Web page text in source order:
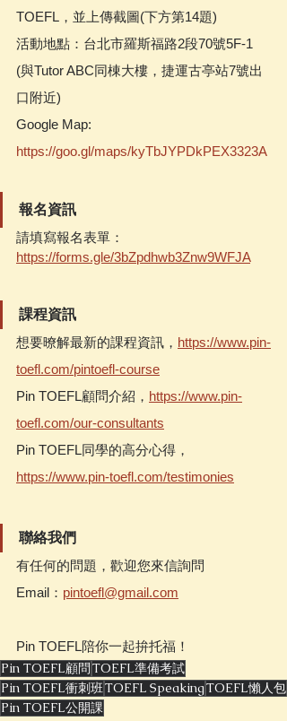
TOEFL，並上傳截圖(下方第14題)
活動地點：台北市羅斯福路2段70號5F-1
(與Tutor ABC同棟大樓，捷運古亭站7號出
口附近)
Google Map:
https://goo.gl/maps/kyTbJYPDkPEX3323A
報名資訊
請填寫報名表單：
https://forms.gle/3bZpdhwb3Znw9WFJA
課程資訊
想要暸解最新的課程資訊， https://www.pin-
toefl.com/pintoefl-course
Pin TOEFL顧問介紹， https://www.pin-
toefl.com/our-consultants
Pin TOEFL同學的高分心得，
https://www.pin-toefl.com/testimonies
聯絡我們
有任何的問題，歡迎您來信詢問
Email： pintoefl@gmail.com
Pin TOEFL陪你一起拚托福！
Pin TOEFL顧問TOEFL準備考試
Pin TOEFL衝刺班TOEFL SpeakingTOEFL懶人包
Pin TOEFL公開課